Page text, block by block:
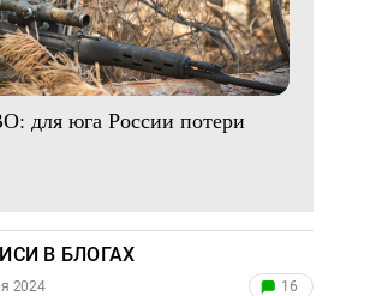
для юга России потери
В БЛОГАХ
2024 16